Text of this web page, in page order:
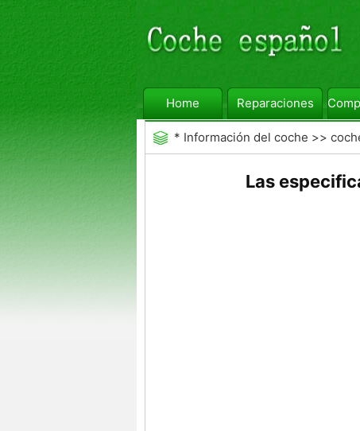
Home Reparaciones
* Información del coche >>
Las